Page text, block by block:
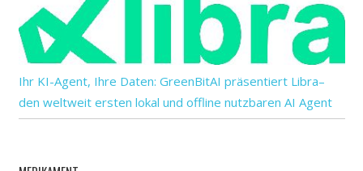
Ihr KI-Agent, Ihre Daten: GreenBitAI präsentiert Libra–
den weltweit ersten lokal und offline nutzbaren AI Agent